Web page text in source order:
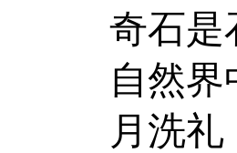
奇石是
自然
月洗